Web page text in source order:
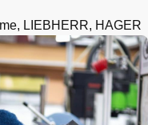
LIEBHERR, HAGER